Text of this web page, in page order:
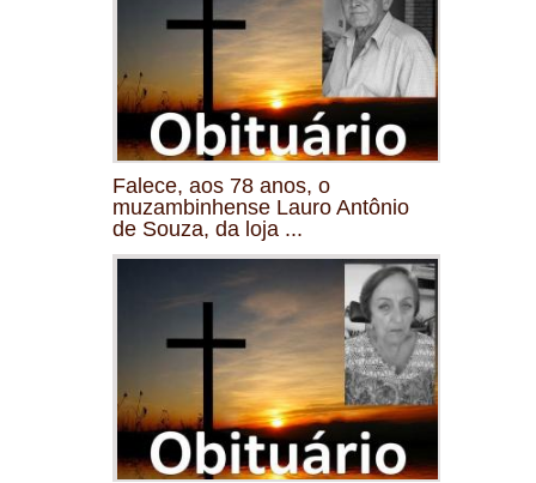
Falece, aos 78 anos, o
muzambinhense Lauro Antônio
de Souza, da loja ...